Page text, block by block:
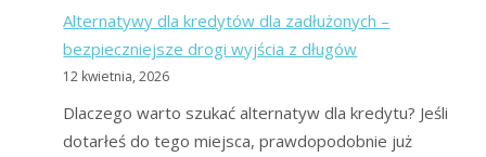
jakie
warunki
należy
spełnić?
Alternatywy dla kredytów dla zadłużonych –
bezpieczniejsze drogi wyjścia z długów
12 kwietnia, 2026
Dlaczego warto szukać alternatyw dla kredytu? Jeśli
dotarłeś do tego miejsca, prawdopodobnie już